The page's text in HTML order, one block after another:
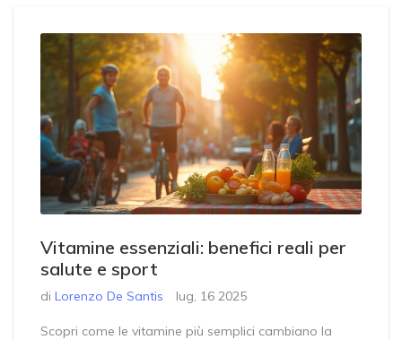
Vitamine essenziali: benefici reali per
salute e sport
di Lorenzo De Santis lug, 16 2025
Scopri come le vitamine più semplici cambiano la